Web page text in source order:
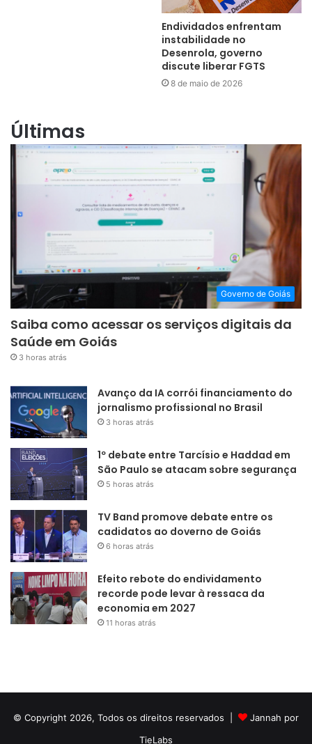
Endividados enfrentam
instabilidade no
Desenrola, governo
discute liberar FGTS
8 de maio de 2026
Últimas
Governo de Goiás
Saiba como acessar os serviços digitais da
Saúde em Goiás
3 horas atrás
Avanço da IA corrói financiamento do
jornalismo profissional no Brasil
3 horas atrás
1º debate entre Tarcísio e Haddad em
São Paulo se atacam sobre segurança
5 horas atrás
TV Band promove debate entre os
cadidatos ao doverno de Goiás
6 horas atrás
Efeito rebote do endividamento
recorde pode levar à ressaca da
economia em 2027
11 horas atrás
© Copyright 2026, Todos os direitos reservados |
Jannah por
TieLabs